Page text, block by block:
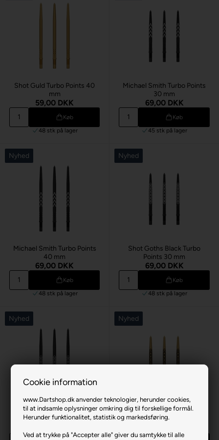
Cookie information
www.Dartshop.dk anvender teknologier, herunder cookies,
til at indsamle oplysninger omkring dig til forskellige formål.
Herunder funktionalitet, statistik og markedsføring.
Ved at trykke på "Accepter alle" giver du samtykke til alle
Shot Guld Turbo Points 40
mm
59,00 DKK
Køb
48 stk på lager
Michael Smith Turbo Points
30 mm
69,00 DKK
Køb
45 stk på lager
Nyhed
Michael Smith Turbo Points
40 mm
69,00 DKK
Køb
48 stk på lager
Nyhed
Shot Goths Black Turbo
Points 30 mm
69,00 DKK
Køb
48 stk på lager
Nyhed
Shot Goths Black Turbo
Points 40 mm
Nyhed
Shot Goths Guld Turbo
Points 30 mm